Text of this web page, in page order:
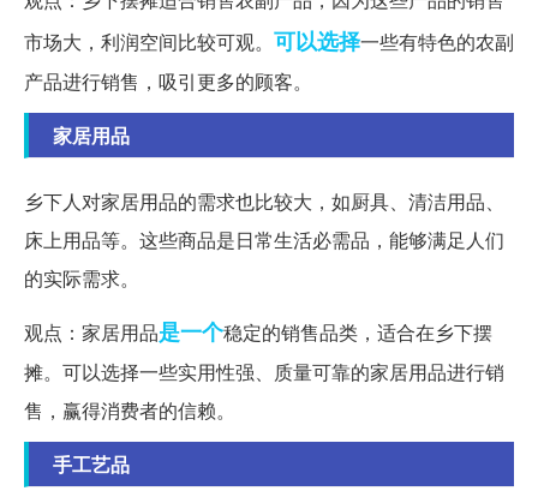
市场大，利润空间比较可观。 可以选择一些有特色的农副
产品进行销售，吸引更多的顾客。
家居用品
乡下人对家居用品的需求也比较大，如厨具、清洁用品、
床上用品等。这些商品是日常生活必需品，能够满足人们
的实际需求。
观点：家居用品是一个稳定的销售品类，适合在乡下摆
摊。可以选择一些实用性强、质量可靠的家居用品进行销
售，赢得消费者的信赖。
手工艺品